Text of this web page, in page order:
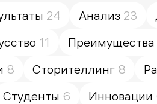
24 Анализ 23
11 Преимущества
8 Сторителлинг 8
Студенты 6 Инновации